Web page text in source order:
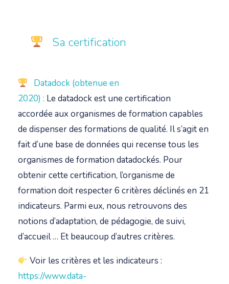
Sa certification
Datadock (obtenue en
2020) : Le datadock est une certification
accordée aux organismes de formation capables
de dispenser des formations de qualité. Il s’agit en
fait d’une base de données qui recense tous les
organismes de formation datadockés. Pour
obtenir cette certification, l’organisme de
formation doit respecter 6 critères déclinés en 21
indicateurs. Parmi eux, nous retrouvons des
notions d’adaptation, de pédagogie, de suivi,
d’accueil … Et beaucoup d’autres critères.
Voir les critères et les indicateurs :
https://www.data-